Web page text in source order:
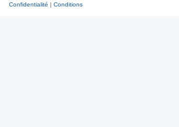
Confidentialité | Conditions